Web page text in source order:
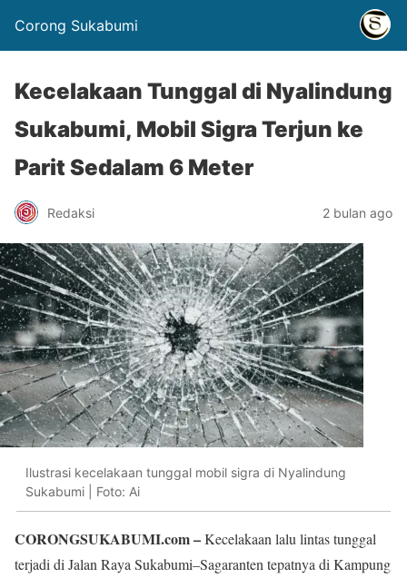
Corong Sukabumi
Kecelakaan Tunggal di Nyalindung
Sukabumi, Mobil Sigra Terjun ke
Parit Sedalam 6 Meter
Redaksi 2 bulan ago
Ilustrasi kecelakaan tunggal mobil sigra di Nyalindung
Sukabumi | Foto: Ai
CORONGSUKABUMI.com –Kecelakaan lalu lintas tunggal
terjadi di Jalan Raya Sukabumi–Sagaranten tepatnya di Kampung